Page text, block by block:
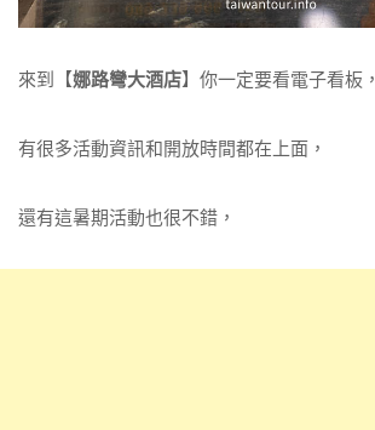
來到【娜路彎大酒店】你一定要看電子看板，
有很多活動資訊和開放時間都在上面，
還有這暑期活動也很不錯，